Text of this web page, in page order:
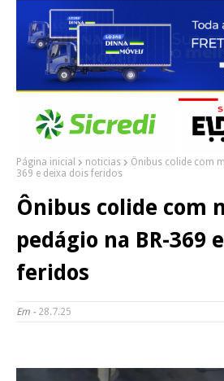
Página inicial noticias
Ônibus colide com
369 e deixa dois feridos
Ônibus colide com
pedágio na BR-369
feridos
Em - 28.7.25